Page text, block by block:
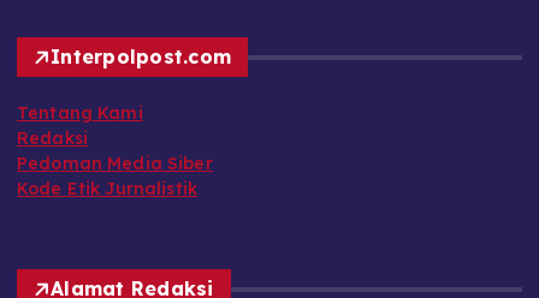
Interpolpost.com
Tentang Kami
Redaksi
Pedoman Media Siber
Kode Etik Jurnalistik
Alamat Redaksi